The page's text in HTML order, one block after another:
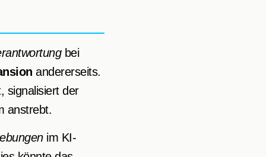
bei
andererseits.
signalisiert der
anstrebt.
im KI-